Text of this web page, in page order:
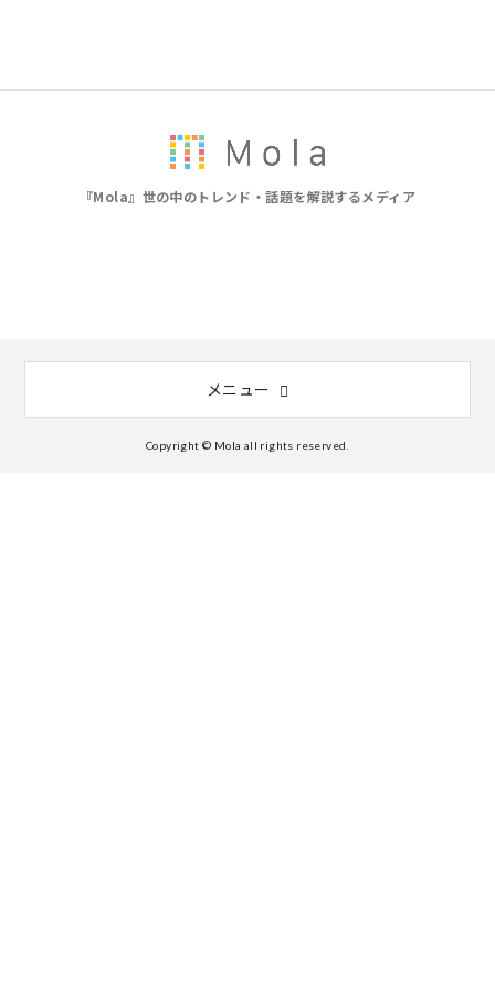
『Mola』世の中のトレンド・話題を解説するメディア
メニュー
Copyright © Mola all rights reserved.